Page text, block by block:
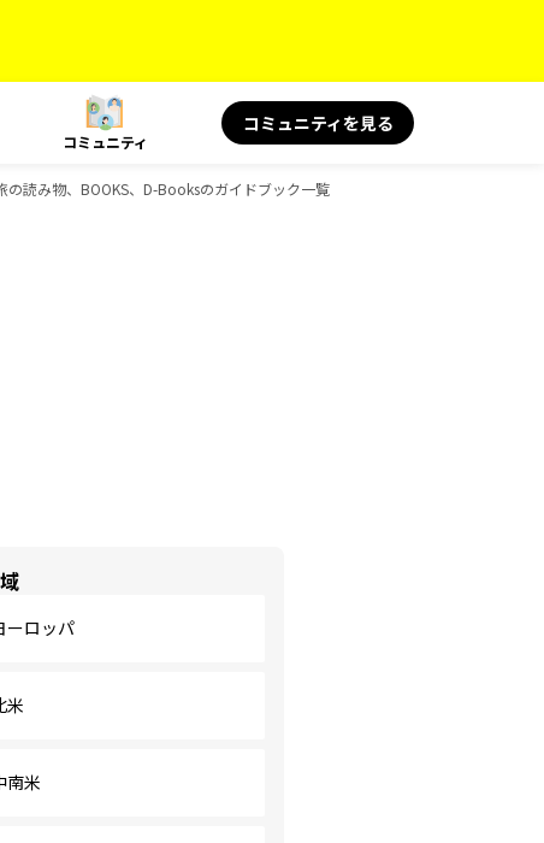
コミュニティ
コミュニティを見る
読み物、BOOKS、D-Booksのガイドブック一覧
ーロッパ
米
南米